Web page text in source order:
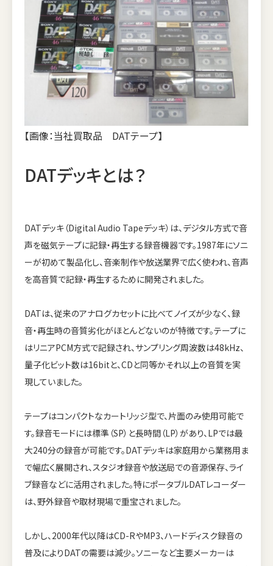
【画像：当社買取品 DATテープ】
DATデッキとは？
DATデッキ（Digital Audio Tapeデッキ）は、デジタル方式で音
声を磁気テープに記録・再生する録音機器です。1987年にソニ
ーが初めて製品化し、音楽制作や放送業界で広く使われ、音声
を高音質で記録・再生するために開発されました。
DATは、従来のアナログカセットに比べてノイズが少なく、録
音・再生時の音質劣化がほとんどないのが特徴です。テープに
はリニアPCM方式で記録され、サンプリング周波数は48kHz、
量子化ビット数は16bitと、CDと同等かそれ以上の音質を実
現していました。
テープはコンパクトなカートリッジ型で、片面のみ使用可能で
す。録音モードには標準（SP）と長時間（LP）があり、LPでは最
大240分の録音が可能です。DATデッキは家庭用から業務用ま
で幅広く展開され、スタジオ録音や放送局での音源保存、ライ
ブ録音などに活用されました。特にポータブルDATレコーダー
は、野外録音や取材現場で重宝されました。
しかし、2000年代以降はCD-RやMP3、ハードディスク録音の
普及によりDATの需要は減少。ソニーなど主要メーカーは